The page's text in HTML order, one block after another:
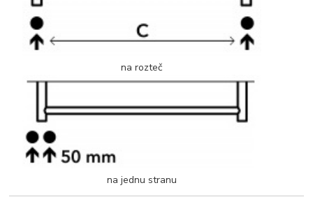
na rozteč
na jednu stranu